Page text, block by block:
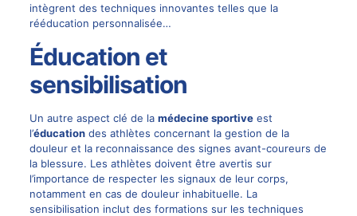
intègrent des techniques innovantes telles que la
rééducation personnalisée…
Éducation et
sensibilisation
Un autre aspect clé de la médecine sportiveest
l’éducationdes athlètes concernant la gestion de la
douleur et la reconnaissance des signes avant-coureurs de
la blessure. Les athlètes doivent être avertis sur
l’importance de respecter les signaux de leur corps,
notamment en cas de douleur inhabituelle. La
sensibilisation inclut des formations sur les techniques